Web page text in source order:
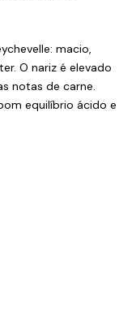
macio,
O nariz é elevado
notas de carne.
equilíbrio ácido e